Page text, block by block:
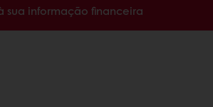
sua informação financeira